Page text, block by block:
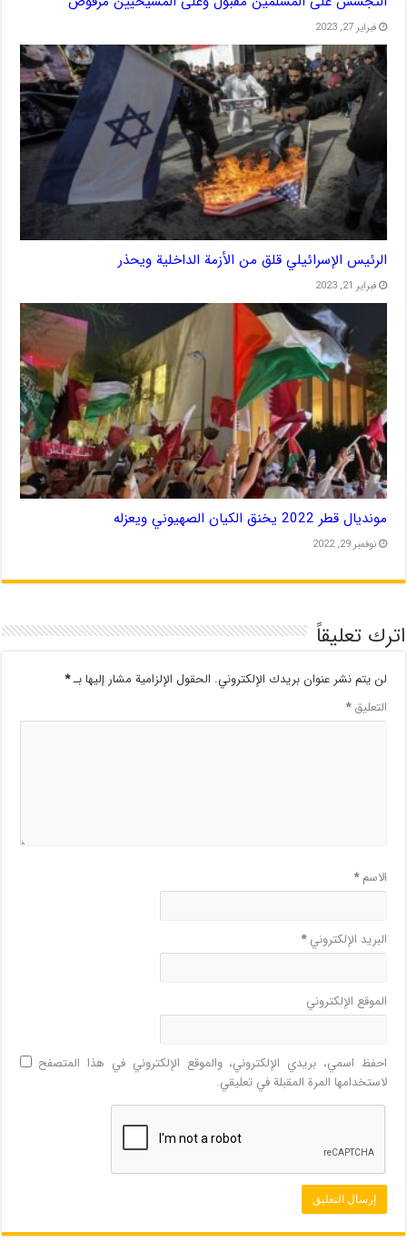
فبراير 27, 2023
الرئيس الإسرائيلي قلق من الأزمة الداخلية ويحذر
فبراير 21, 2023
مونديال قطر 2022 يخنق الكيان الصهيوني ويعزله
نوفمبر 29, 2022
اترك تعليقاً
لن يتم نشر عنوان بريدك الإلكتروني. الحقول الإلزامية مشار إليها بـ*
التعليق*
الاسم*
البريد الإلكتروني*
الموقع الإلكتروني
احفظ اسمي، بريدي الإلكتروني، والموقع الإلكتروني في هذا المتصفح
لاستخدامها المرة المقبلة في تعليقي.